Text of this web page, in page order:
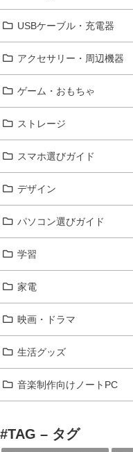
USBケーブル・充電器
アクセサリー・周辺機器
ゲーム・おもちゃ
ストレージ
スマホ選びガイド
デザイン
パソコン選びガイド
学習
家電
映画・ドラマ
生活グッズ
音楽制作向けノートPC
#TAG – タグ